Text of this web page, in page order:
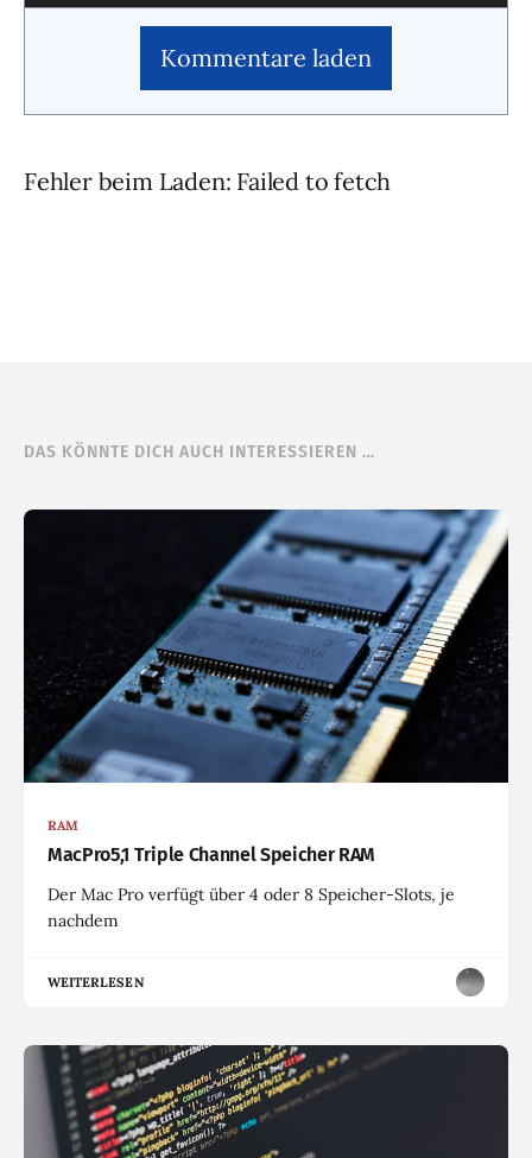
Kommentare laden
Fehler beim Laden: Failed to fetch
DAS KÖNNTE DICH AUCH INTERESSIEREN …
RAM
MacPro5,1 Triple Channel Speicher RAM
Der Mac Pro verfügt über 4 oder 8 Speicher-Slots, je
nachdem
WEITERLESEN